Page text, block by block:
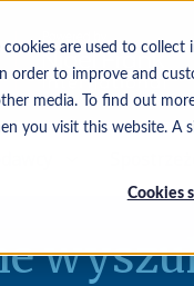
cookies are used to
to improve and
media. To find out
you visit this website.
Cookies